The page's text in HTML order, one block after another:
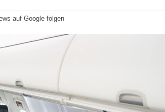
auf Google folgen